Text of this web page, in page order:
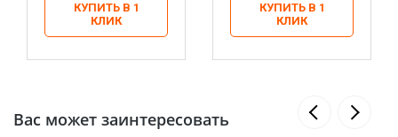
КУПИТЬ В 1
КЛИК
КУПИТЬ В 1
КЛИК
Вас может заинтересовать